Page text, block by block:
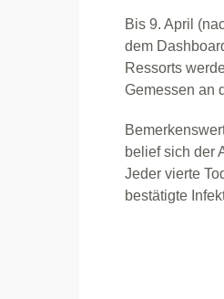
Bis 9. April
dem
Ressorts
Gemessen an
belief sich der
Jeder vierte
bestätigte